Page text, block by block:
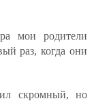
мои родители
раз, когда они
скромный, но